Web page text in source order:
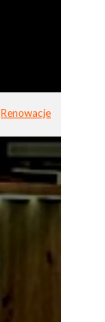
Renowacje